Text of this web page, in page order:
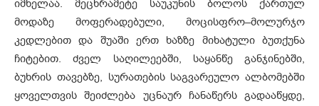
იმხელაა. მეცხრამეტე საუკუნის ბოლოს ქართულ
მოდაზე მოფერადებული, მოცისფრო–მოლურჯო
კედლებით და შუაში ერთ ხაზზე მიხატული ბუთქუნა
ჩიტებით. ძველ საღილეებში, საყანწე განჯინებში,
ბუხრის თავებზე, სურათების საგვარეულო ალბომებში
ყოველთვის შეიძლება უცნაურ ჩანაწერს გადააწყდე,